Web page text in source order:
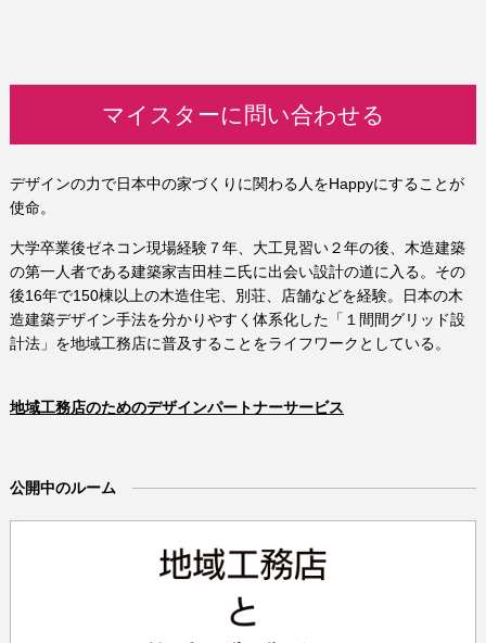
マイスターに問い合わせる
デザインの力で日本中の家づくりに関わる人をHappyにすることが
使命。
大学卒業後ゼネコン現場経験７年、大工見習い２年の後、木造建築
の第一人者である建築家吉田桂ニ氏に出会い設計の道に入る。その
後16年で150棟以上の木造住宅、別荘、店舗などを経験。日本の木
造建築デザイン手法を分かりやすく体系化した「１間間グリッド設
計法」を地域工務店に普及することをライフワークとしている。
地域工務店のためのデザインパートナーサービス
公開中のルーム